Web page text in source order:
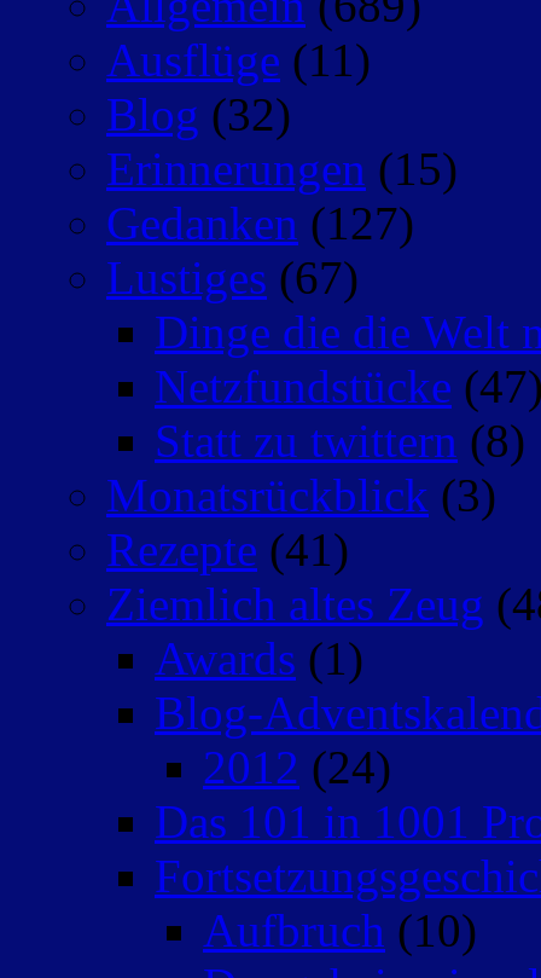
Ausflüge (11)
Blog (32)
Erinnerungen (15)
Gedanken (127)
Lustiges (67)
Dinge die die Welt
Netzfundstücke
Statt zu twittern (8)
Monatsrückblick (3)
Rezepte (41)
Ziemlich altes Zeug
Awards (1)
Blog-
2012 (24)
Das 101 in 1001
Aufbruch (10)